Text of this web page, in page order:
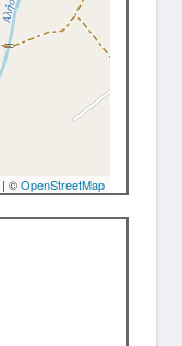
| ©OpenStreetMap